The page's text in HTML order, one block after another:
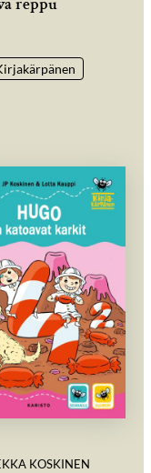
KOSKINEN